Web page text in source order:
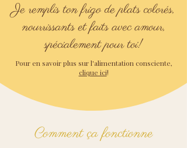
Je remplis ton frigo de plats colorés,
nourrissants et faits avec amour,
spécialement pour toi!
Pour en savoir plus sur l'alimentation consciente,
clique ici!
Comment ça fonctionne​